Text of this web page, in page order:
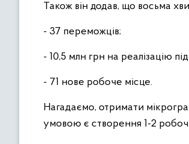
Також він додав, що восьма
- 37 переможців;
- 10,5 млн грн на реалізацію
- 71 нове робоче місце.
Нагадаємо, отримати
умовою є створення 1-2